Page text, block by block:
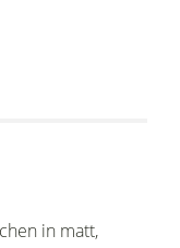
in matt,